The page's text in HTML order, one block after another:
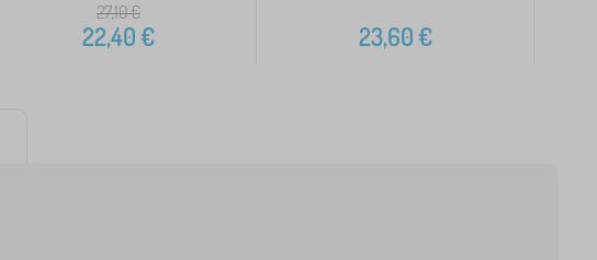
27,10€
22,40€ 23,60€